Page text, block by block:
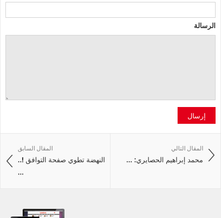
الرسالة
إرسال
المقال السابق
النهضة تطوي صفحة التوافق !..
...
المقال التالي
محمد إبراهيم الحصايري: ...